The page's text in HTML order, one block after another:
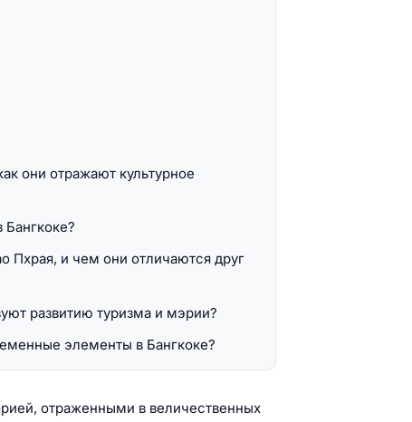
отраженными в величественных
они отражают культурное
Пхрая, и чем они отличаются друг
развитию туризма и мэрии?
элементы в Бангкоке?